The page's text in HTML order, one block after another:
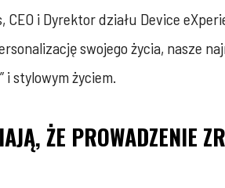
i Dyrektor działu Device
swojego życia, nasze
stylowym życiem.
ŻE PROWADZENIE